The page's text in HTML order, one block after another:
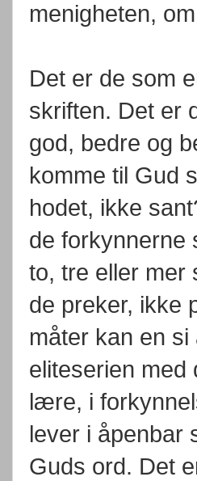
menigheten,
Det er de som
skriften. Det er
god, bedre og
komme til Gud
hodet, ikke
de forkynnerne
to, tre eller mer
de preker, ikke
måter kan en
eliteserien med
lære, i
lever i åpenbar
Guds ord. Det